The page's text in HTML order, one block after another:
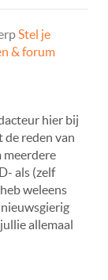
Stel je
& forum
hier bij
reden van
meerdere
als (zelf
weleens
allemaal